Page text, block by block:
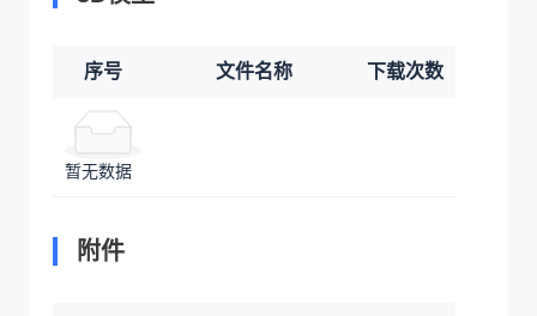
序号 文件名称 下载次数
暂无数据
附件